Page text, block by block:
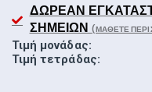
ΔΩΡΕΆΝ
ΣΗΜΕΊΩΝ (ΜΆΘΕΤΕ
Τιμή μονάδας:
Τιμή τετράδας: